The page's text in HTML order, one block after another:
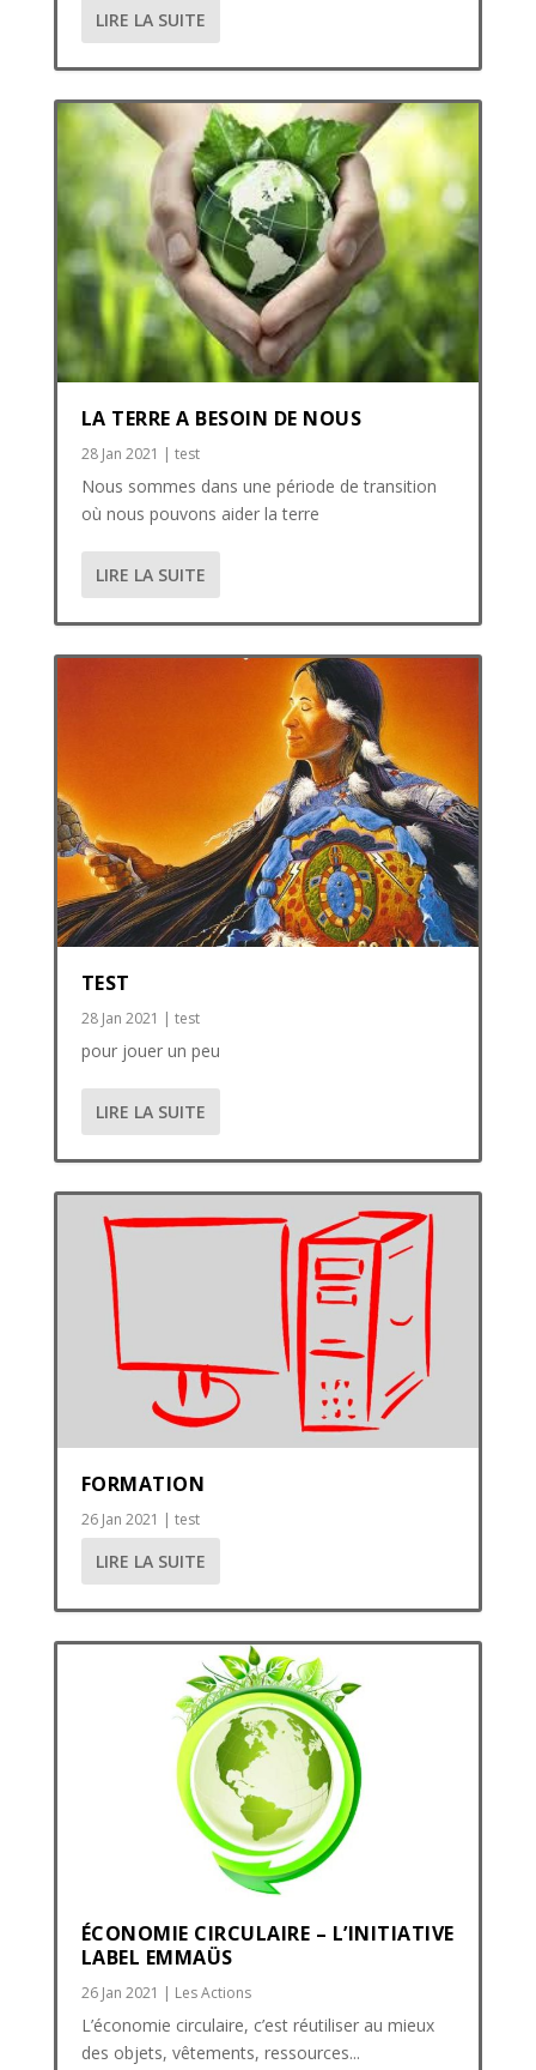
LIRE LA SUITE
LA TERRE A BESOIN DE NOUS
28 Jan 2021 | test
Nous sommes dans une période de transition
où nous pouvons aider la terre
LIRE LA SUITE
TEST
28 Jan 2021 | test
pour jouer un peu
LIRE LA SUITE
FORMATION
26 Jan 2021 | test
LIRE LA SUITE
ÉCONOMIE CIRCULAIRE – L’INITIATIVE
LABEL EMMAÜS
26 Jan 2021 | Les Actions
L’économie circulaire, c’est réutiliser au mieux
des objets, vêtements, ressources...